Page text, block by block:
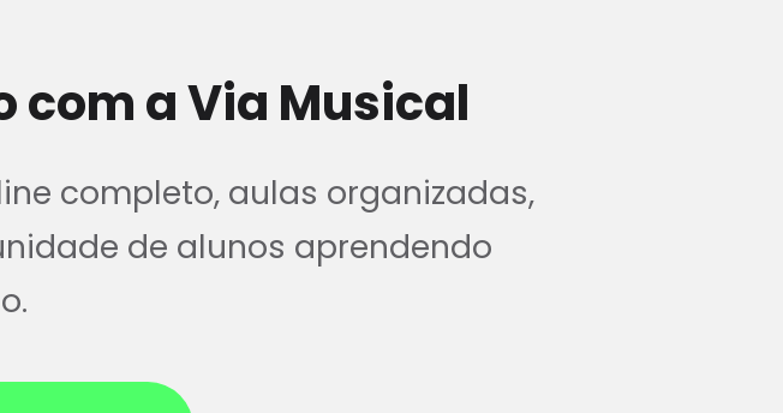
com a Via Musical
completo, aulas organizadas,
de alunos aprendendo